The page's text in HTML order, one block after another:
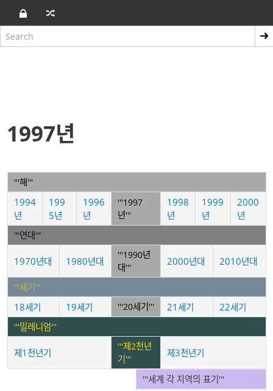
1997년
'''해'''
1994
년
199
5년
1996
년
'''1997
년'''
1998
년
1999
년
2000
년
'''연대'''
1970년대 1980년대
'''1990년
대'''
2000년대 2010년대
'''세기'''
18세기 19세기 '''20세기''' 21세기 22세기
'''밀레니엄'''
제1천년기
'''제2천년
기'''
제3천년기
'''세계 각 지역의 표기'''